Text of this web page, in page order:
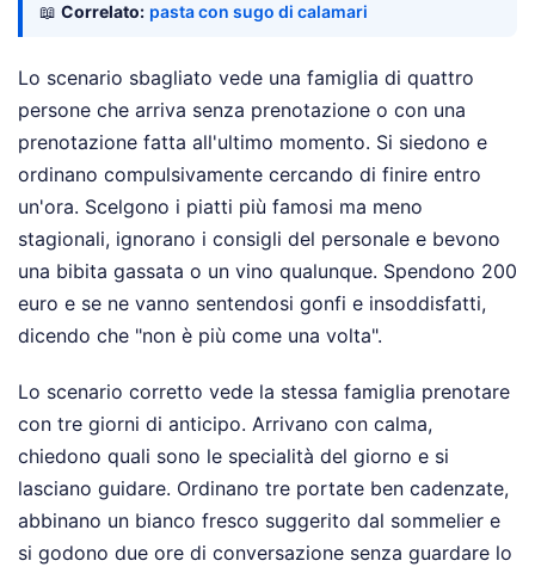
📖 Correlato: pasta con sugo di calamari
Lo scenario sbagliato vede una famiglia di quattro
persone che arriva senza prenotazione o con una
prenotazione fatta all'ultimo momento. Si siedono e
ordinano compulsivamente cercando di finire entro
un'ora. Scelgono i piatti più famosi ma meno
stagionali, ignorano i consigli del personale e bevono
una bibita gassata o un vino qualunque. Spendono 200
euro e se ne vanno sentendosi gonfi e insoddisfatti,
dicendo che "non è più come una volta".
Lo scenario corretto vede la stessa famiglia prenotare
con tre giorni di anticipo. Arrivano con calma,
chiedono quali sono le specialità del giorno e si
lasciano guidare. Ordinano tre portate ben cadenzate,
abbinano un bianco fresco suggerito dal sommelier e
si godono due ore di conversazione senza guardare lo